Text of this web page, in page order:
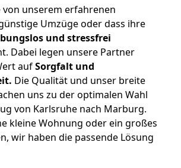
von unserem erfahrenen
Umzüge oder dass ihre
und stressfrei
Dabei legen unsere Partner
aufSorgfalt und
Die Qualität und unser breite
uns zu der optimalen Wahl
von Karlsruhe nach Marburg.
kleine Wohnung oder ein großes
wir haben die passende Lösung